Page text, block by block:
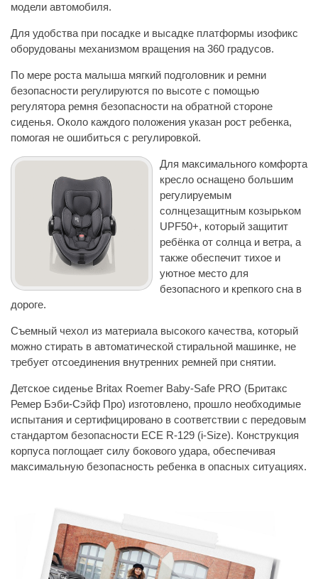
модели автомобиля.
Для удобства при посадке и высадке платформы изофикс
оборудованы механизмом вращения на 360 градусов.
По мере роста малыша мягкий подголовник и ремни
безопасности регулируются по высоте с помощью
регулятора ремня безопасности на обратной стороне
сиденья. Около каждого положения указан рост ребенка,
помогая не ошибиться с регулировкой.
Для максимального комфорта
кресло оснащено большим
регулируемым
солнцезащитным козырьком
UPF50+, который защитит
ребёнка от солнца и ветра, а
также обеспечит тихое и
уютное место для
безопасного и крепкого сна в
дороге.
Съемный чехол из материала высокого качества, который
можно стирать в автоматической стиральной машинке, не
требует отсоединения внутренних ремней при снятии.
Детское сиденье Britax Roemer Baby-Safe PRO (Бритакс
Ремер Бэби-Сэйф Про) изготовлено, прошло необходимые
испытания и сертифицировано в соответствии с передовым
стандартом безопасности ECE R-129 (i-Size). Конструкция
корпуса поглощает силу бокового удара, обеспечивая
максимальную безопасность ребенка в опасных ситуациях.